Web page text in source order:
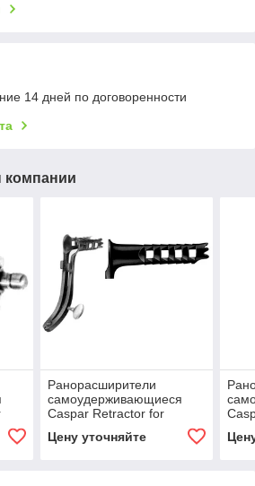
14 дней по договоренности
Ранорасширители
самоудерживающиеся
Caspar Retractor for
Lumber Vertebral Colunm
40mm
Цену уточняйте